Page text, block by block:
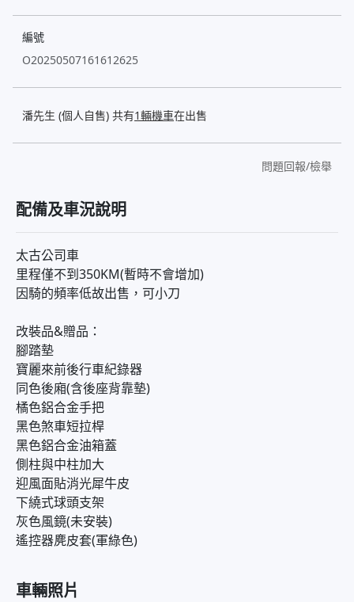
編號
O20250507161612625
潘先生 (個人自售) 共有1輛機車在出售
問題回報/檢舉
配備及車況說明
太古公司車
里程僅不到350KM(暫時不會增加)
因騎的頻率低故出售，可小刀
改裝品&贈品：
腳踏墊
寶麗來前後行車紀錄器
同色後廂(含後座背靠墊)
橘色鋁合金手把
黑色煞車短拉桿
黑色鋁合金油箱蓋
側柱與中柱加大
迎風面貼消光犀牛皮
下繞式球頭支架
灰色風鏡(未安裝)
遙控器麂皮套(軍綠色)
車輛照片